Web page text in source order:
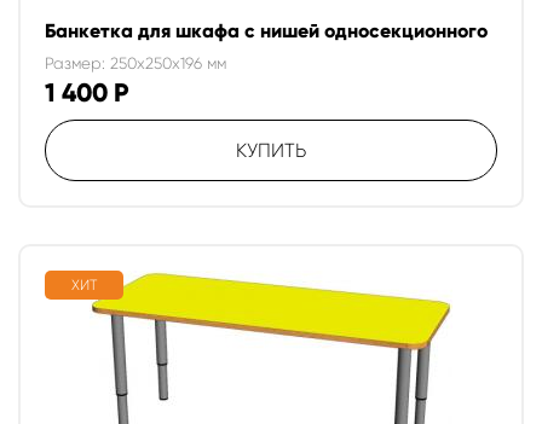
Банкетка для шкафа с нишей односекционного
Размер: 250x250x196 мм
1 400 Р
КУПИТЬ
ХИТ